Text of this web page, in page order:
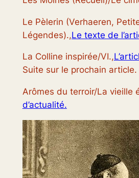
Le Pèlerin (Verhaeren,
Légendes).,Le texte de
La Colline inspirée/VI.,
Suite sur le prochain article.
Arômes du terroir/La vieille
d’actualité.